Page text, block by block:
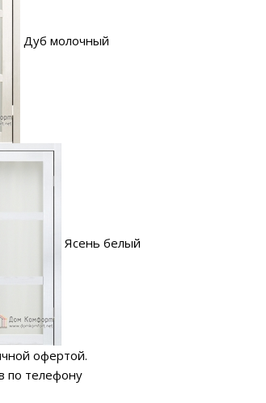
Дуб молочный
Ясень белый
офертой.
по телефону